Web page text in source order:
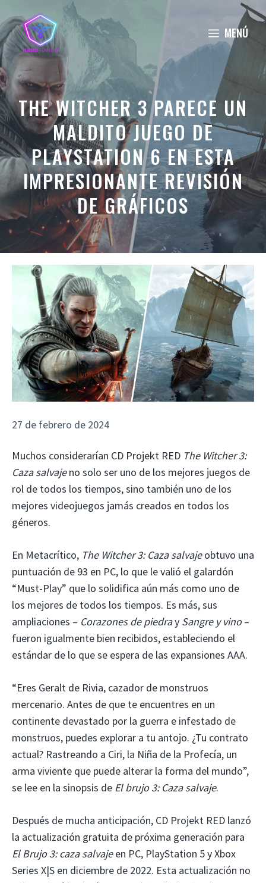
al
contenido
MENÚ
THE WITCHER 3 PARECE UN
MALDITO JUEGO DE
PLAYSTATION 6 EN ESTA
IMPRESIONANTE REVISIÓN
DE GRÁFICOS
27 de febrero de 2024
Muchos considerarían CD Projekt RED The Witcher 3:
Caza salvajeno solo ser uno de los mejores juegos de
rol de todos los tiempos, sino también uno de los
mejores videojuegos jamás creados en todos los
géneros.
En Metacrítico, The Witcher 3: Caza salvajeobtuvo una
puntuación de 93 en PC, lo que le valió el galardón
“Must-Play” que lo solidifica aún más como uno de
los mejores de todos los tiempos. Es más, sus
ampliaciones – Corazones de piedray Sangre y vino–
fueron igualmente bien recibidos, estableciendo el
estándar de lo que se espera de las expansiones AAA.
“Eres Geralt de Rivia, cazador de monstruos
mercenario. Antes de que te encuentres en un
continente devastado por la guerra e infestado de
monstruos, puedes explorar a tu antojo. ¿Tu contrato
actual? Rastreando a Ciri, la Niña de la Profecía, un
arma viviente que puede alterar la forma del mundo”,
se lee en la sinopsis de El brujo 3: Caza salvaje.
Después de mucha anticipación, CD Projekt RED lanzó
la actualización gratuita de próxima generación para
El Brujo3: caza salvajeen PC, PlayStation 5 y Xbox
Series X|S en diciembre de 2022. Esta actualización no